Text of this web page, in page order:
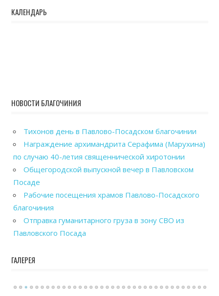
КАЛЕНДАРЬ
НОВОСТИ БЛАГОЧИНИЯ
Тихонов день в Павлово-Посадском благочинии
Награждение архимандрита Серафима (Марухина)
по случаю 40-летия священнической хиротонии
Общегородской выпускной вечер в Павловском
Посаде
Рабочие посещения храмов Павлово-Посадского
благочиния
Отправка гуманитарного груза в зону СВО из
Павловского Посада
ГАЛЕРЕЯ